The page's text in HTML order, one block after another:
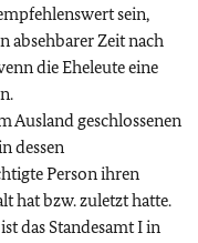
sein,
absehbarer Zeit nach
die Eheleute eine
Ausland geschlossenen
dessen
Person ihren
hat bzw. zuletzt hatte.
das Standesamt I in